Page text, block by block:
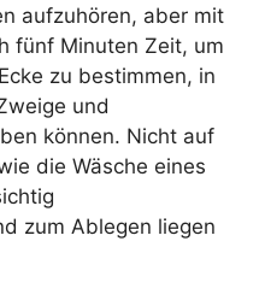
aufzuhören, aber mit
fünf Minuten Zeit, um
zu bestimmen, in
und
können. Nicht auf
die Wäsche eines
zum Ablegen liegen